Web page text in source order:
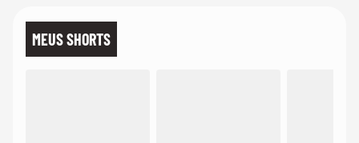
MEUS SHORTS